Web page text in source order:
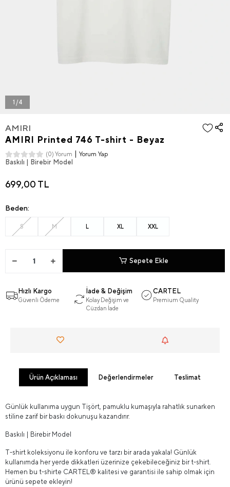
1 / 4
AMIRI
AMIRI Printed 746 T-shirt - Beyaz
(0) Yorum Yorum Yap
Baskılı | Birebir Model
699,00 TL
Beden:
S M L XL XXL
Sepete Ekle
Hızlı Kargo
Güvenli Ödeme
İade & Değişim
Kolay Değişim ve
Cüzdan İade
CARTEL
Premium Quality
Ürün Açıklaması Değerlendirmeler Teslimat
Günlük kullanıma uygun Tişört, pamuklu kumaşıyla rahatlık sunarken
stiline zarif bir baskı dokunuşu kazandırır.
Baskılı | Birebir Model
T-shirt koleksiyonu ile konforu ve tarzı bir arada yakala! Günlük
kullanımda her yerde dikkatleri üzerinize çekebileceğiniz bir t-shirt.
Hemen bu t-shirte CARTEL® kalitesi ve garantisi ile sahip olmak için
ürünü sepete ekleyin!